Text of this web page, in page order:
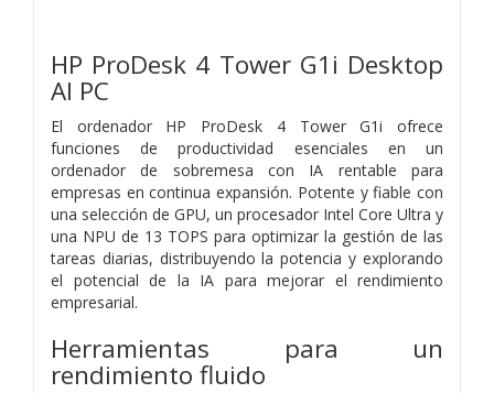
HP ProDesk 4 Tower G1i Desktop
AI PC
El ordenador HP ProDesk 4 Tower G1i ofrece
funciones de productividad esenciales en un
ordenador de sobremesa con IA rentable para
empresas en continua expansión. Potente y fiable con
una selección de GPU, un procesador Intel Core Ultra y
una NPU de 13 TOPS para optimizar la gestión de las
tareas diarias, distribuyendo la potencia y explorando
el potencial de la IA para mejorar el rendimiento
empresarial.
Herramientas para un
rendimiento fluido